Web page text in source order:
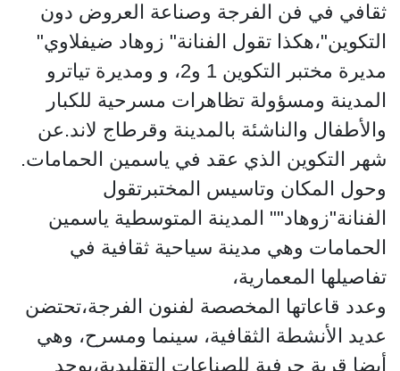
ثقافي في فن الفرجة وصناعة العروض دون
التكوين"،هكذا تقول الفنانة" زوهاد ضيفلاوي"
مديرة مختبر التكوين 1 و2، و ومديرة تياترو
المدينة ومسؤولة تظاهرات مسرحية للكبار
والأطفال والناشئة بالمدينة وقرطاج لاند.عن
شهر التكوين الذي عقد في ياسمين الحمامات.
وحول المكان وتاسيس المختبرتقول
الفنانة"زوهاد"" المدينة المتوسطية ياسمين
الحمامات وهي مدينة سياحية ثقافية في
تفاصيلها المعمارية،
وعدد قاعاتها المخصصة لفنون الفرجة،تحتضن
عديد الأنشطة الثقافية، سينما ومسرح، وهي
أيضا قرية حرفية للصناعات التقليدية،يوجد